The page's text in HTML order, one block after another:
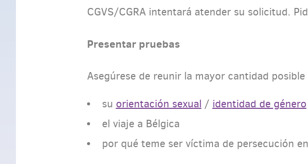
CGVS/CGRA intentará atender su solicitud.
Presentar pruebas
Asegúrese de reunir la mayor cantidad
su orientación sexual / identidad de género
el viaje a Bélgica
por qué teme ser víctima de persecución